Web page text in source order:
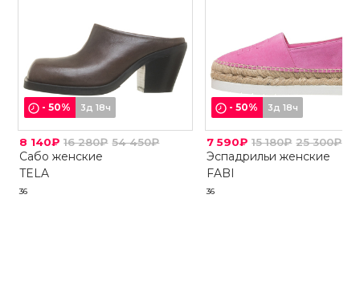
-50% 3д 18ч
8 140₽ 16 280₽ 54 450₽
Сабо женские
TELA
36
-50% 3д 18ч
7 590₽ 15 180₽ 25 300₽
Эспадрильи женские
FABI
36